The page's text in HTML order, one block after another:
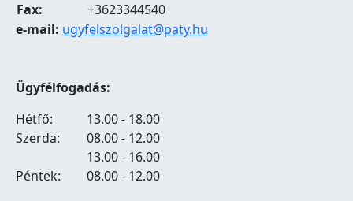
Fax:
+3623344540
e-mail: ugyfelszolgalat@paty.hu
Ügyfélfogadás:
Hétfő:
13.00 - 18.00
Szerda:
08.00 - 12.00
13.00 - 16.00
Péntek:
08.00 - 12.00